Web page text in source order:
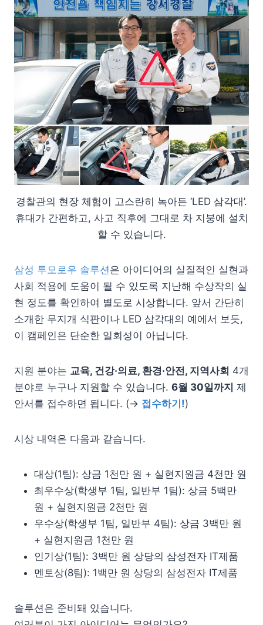
경찰관의 현장 체험이 고스란히 녹아든 ‘LED 삼각대’.
휴대가 간편하고, 사고 직후에 그대로 차 지붕에 설치
할 수 있습니다.
삼성 투모로우 솔루션은 아이디어의 실질적인 실현과
사회 적용에 도움이 될 수 있도록 지난해 수상작의 실
현 정도를 확인하여 별도로 시상합니다. 앞서 간단히
소개한 무지개 식판이나 LED 삼각대의 예에서 보듯,
이 캠페인은 단순한 일회성이 아닙니다.
지원 분야는 교육, 건강·의료, 환경·안전, 지역사회 4개
분야로 누구나 지원할 수 있습니다. 6월 30일까지 제
안서를 접수하면 됩니다. (→ 접수하기!)
시상 내역은 다음과 같습니다.
대상(1팀): 상금 1천만 원 + 실현지원금 4천만 원
최우수상(학생부 1팀, 일반부 1팀): 상금 5백만
원 + 실현지원금 2천만 원
우수상(학생부 1팀, 일반부 4팀): 상금 3백만 원
+ 실현지원금 1천만 원
인기상(1팀): 3백만 원 상당의 삼성전자 IT제품
멘토상(8팀): 1백만 원 상당의 삼성전자 IT제품
솔루션은 준비돼 있습니다.